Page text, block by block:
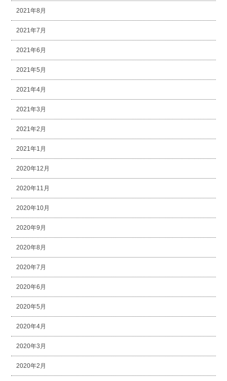
2021年8月
2021年7月
2021年6月
2021年5月
2021年4月
2021年3月
2021年2月
2021年1月
2020年12月
2020年11月
2020年10月
2020年9月
2020年8月
2020年7月
2020年6月
2020年5月
2020年4月
2020年3月
2020年2月